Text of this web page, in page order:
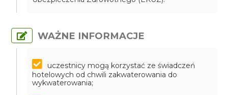
WAŻNE INFORMACJE
uczestnicy mogą korzystać ze świadczeń
hotelowych od chwili zakwaterowania do
wykwaterowania;